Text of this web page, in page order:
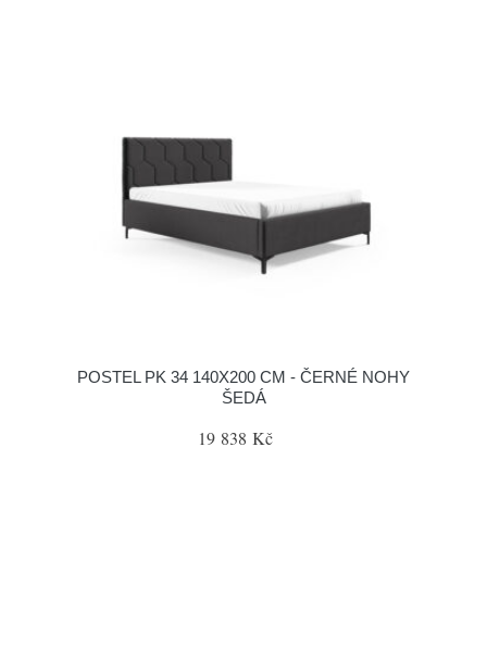
POSTEL PK 34 140X200 CM - ČERNÉ NOHY
ŠEDÁ
19 838 Kč